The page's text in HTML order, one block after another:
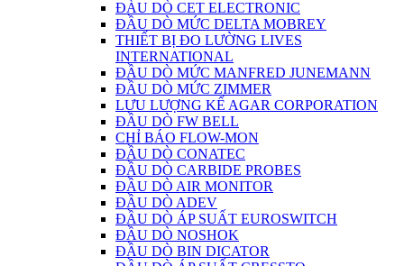
ĐÀU DÒ CET ELECTRONIC
ĐẦU DÒ MỨC DELTA MOBREY
THIẾT BỊ ĐO LƯỜNG LIVES
INTERNATIONAL
ĐẦU DÒ MỨC MANFRED JUNEMANN
ĐẦU DÒ MỨC ZIMMER
LƯU LƯỢNG KẾ AGAR CORPORATION
ĐẦU DÒ FW BELL
CHỈ BÁO FLOW-MON
ĐẦU DÒ CONATEC
ĐẦU DÒ CARBIDE PROBES
ĐẦU DÒ AIR MONITOR
ĐẦU DÒ ADEV
ĐẦU DÒ ÁP SUẤT EUROSWITCH
ĐẦU DÒ NOSHOK
ĐẦU DÒ BIN DICATOR